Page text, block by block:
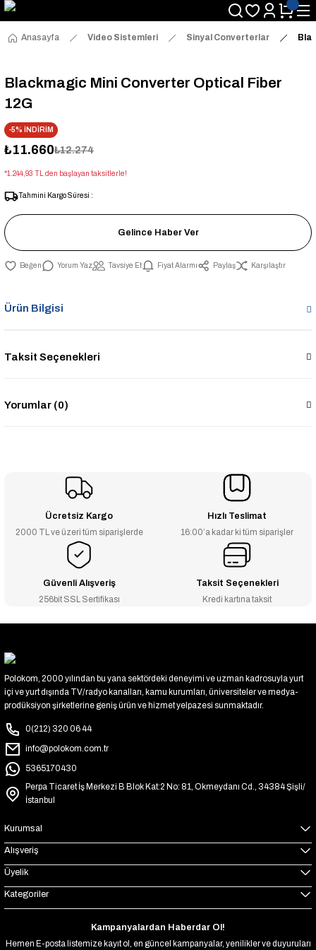
Anasayfa Video Sistemleri Sinyal Converterlar
Blackmagic Mini Converter Optical Fiber
12G
-5% İNDİRİM
₺11.660₺12.274
*1.244,93 TL den başlayan taksitlerle!
Tahmini Kargo Süresi :
Gelince Haber Ver
Yorum Yaz Tavsiye Et Fiyat Alarmı Paylaş Karşılaştır
Ürün Bilgisi
Taksit Seçenekleri
Yorumlar (0)
Ücretsiz Kargo
2000 TL ve üzeri tüm siparişlerde
Hızlı Teslimat
16:00’a kadar ki tüm siparişler
Güvenli Alışveriş
256bit SSL Sertifikası
Taksit Seçenekleri
Kredi kartına taksit
Polokom, 2000 yılından bu yana sektördeki deneyimi ve uzman kadrosuyla yurt
içi ve yurt dışında TV/radyo kanalları, kamu kurumları, üniversiteler ve medya-
prodüksiyon şirketlerine geniş ürün ve hizmet yelpazesi sunmaktadır.
0(212) 320 06 44
info@polokom.com.tr
5365170430
Perpa Ticaret İş Merkezi B Blok Kat:2 No: 81, Okmeydanı Cd., 34384 Şişli/
İstanbul
Kurumsal
Alışveriş
Üyelik
Kategoriler
Kampanyalardan Haberdar Ol!
Hemen E-posta listemize kayıt ol, en güncel kampanyalar, yenilikler ve duyuruları